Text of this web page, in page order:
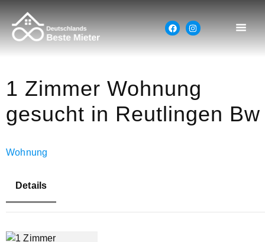
1 Zimmer Wohnung
gesucht in Reutlingen Bw
Wohnung
Details